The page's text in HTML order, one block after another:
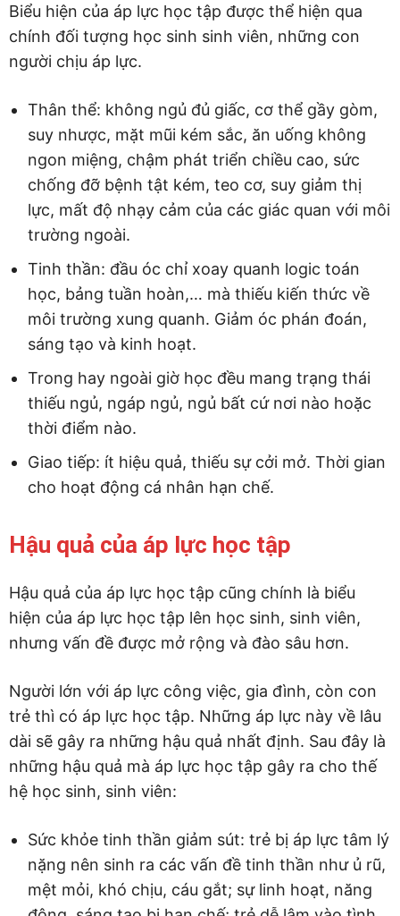
Biểu hiện của áp lực học tập được thể hiện qua
chính đối tượng học sinh sinh viên, những con
người chịu áp lực.
Thân thể: không ngủ đủ giấc, cơ thể gầy gòm,
suy nhược, mặt mũi kém sắc, ăn uống không
ngon miệng, chậm phát triển chiều cao, sức
chống đỡ bệnh tật kém, teo cơ, suy giảm thị
lực, mất độ nhạy cảm của các giác quan với môi
trường ngoài.
Tinh thần: đầu óc chỉ xoay quanh logic toán
học, bảng tuần hoàn,… mà thiếu kiến thức về
môi trường xung quanh. Giảm óc phán đoán,
sáng tạo và kinh hoạt.
Trong hay ngoài giờ học đều mang trạng thái
thiếu ngủ, ngáp ngủ, ngủ bất cứ nơi nào hoặc
thời điểm nào.
Giao tiếp: ít hiệu quả, thiếu sự cởi mở. Thời gian
cho hoạt động cá nhân hạn chế.
Hậu quả của áp lực học tập
Hậu quả của áp lực học tập cũng chính là biểu
hiện của áp lực học tập lên học sinh, sinh viên,
nhưng vấn đề được mở rộng và đào sâu hơn.
Người lớn với áp lực công việc, gia đình, còn con
trẻ thì có áp lực học tập. Những áp lực này về lâu
dài sẽ gây ra những hậu quả nhất định. Sau đây là
những hậu quả mà áp lực học tập gây ra cho thế
hệ học sinh, sinh viên:
Sức khỏe tinh thần giảm sút: trẻ bị áp lực tâm lý
nặng nên sinh ra các vấn đề tinh thần như ủ rũ,
mệt mỏi, khó chịu, cáu gắt; sự linh hoạt, năng